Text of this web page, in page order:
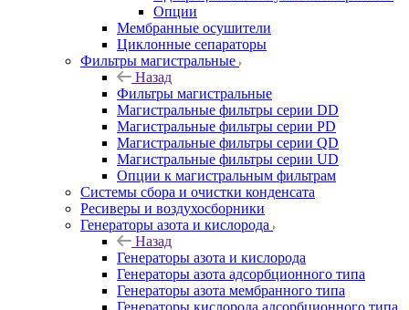
Опции
Мембранные осушители
Циклонные сепараторы
Фильтры магистральные
Назад
Фильтры магистральные
Магистральные фильтры серии DD
Магистральные фильтры серии PD
Магистральные фильтры серии QD
Магистральные фильтры серии UD
Опции к магистральным фильтрам
Системы сбора и очистки конденсата
Ресиверы и воздухосборники
Генераторы азота и кислорода
Назад
Генераторы азота и кислорода
Генераторы азота адсорбционного типа
Генераторы азота мембранного типа
Генераторы кислорода адсорбционного типа